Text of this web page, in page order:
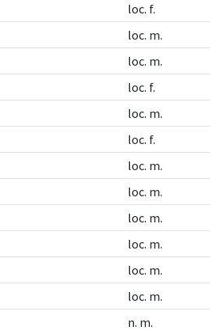
loc. f.
loc. m.
loc. m.
loc. f.
loc. m.
loc. f.
loc. m.
loc. m.
loc. m.
loc. m.
loc. m.
loc. m.
n. m.